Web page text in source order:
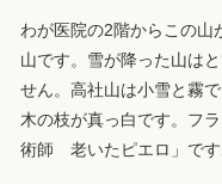
わが医院の2階からこの山
山です。雪が降った山は
せん。高社山は小雪と霧
木の枝が真っ白です。フ
術師 老いたピエロ」です